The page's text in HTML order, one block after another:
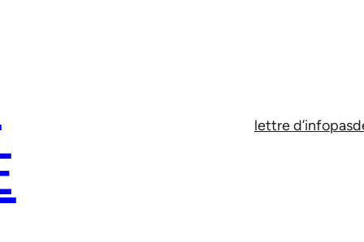
lettre d’info